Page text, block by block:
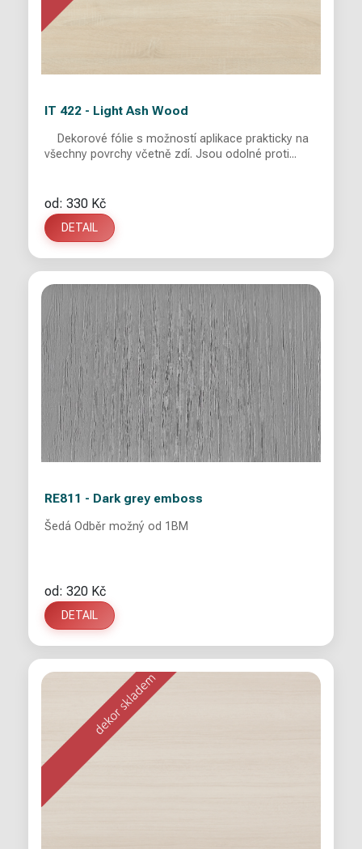
IT 422 - Light Ash Wood
všechny povrchy včetně zdí. Jsou odolné proti...
od: 330 Kč
DETAIL
RE811 - Dark grey emboss
Šedá Odběr možný od 1BM
od: 320 Kč
DETAIL